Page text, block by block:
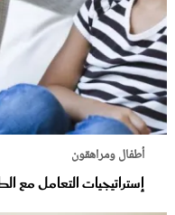
أطفال ومراهقون
إستراتيجيات التعامل مع